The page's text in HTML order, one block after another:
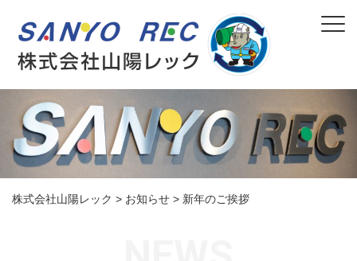
株式会社山陽レック > お知らせ > 新年のご挨拶